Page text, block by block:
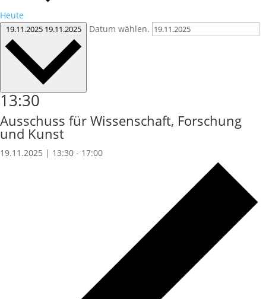
Heute
19.11.2025 19.11.2025 Datum wählen.
13:30
Ausschuss für Wissenschaft, Forschung
und Kunst
19.11.2025 | 13:30 - 17:00